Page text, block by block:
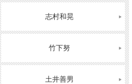
志村和晃
竹下努
土井善男